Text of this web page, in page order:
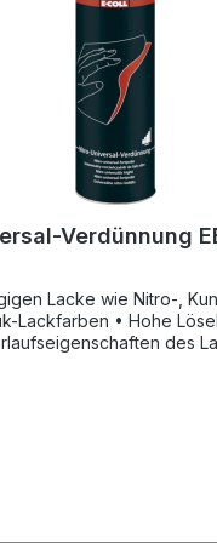
kann zu spröder
Einkaufsbüro
EDE Platz 1, 42389
+4920260960, webkontakt@ede.de
Verdünnung
Lacke wie Nitro-,
• Hohe Lösekraft und
des